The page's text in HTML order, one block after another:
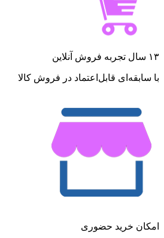
۱۳ سال تجربه فروش آنلاین
با سابقه‌ای قابل‌اعتماد در فروش کالا
امکان خرید حضوری